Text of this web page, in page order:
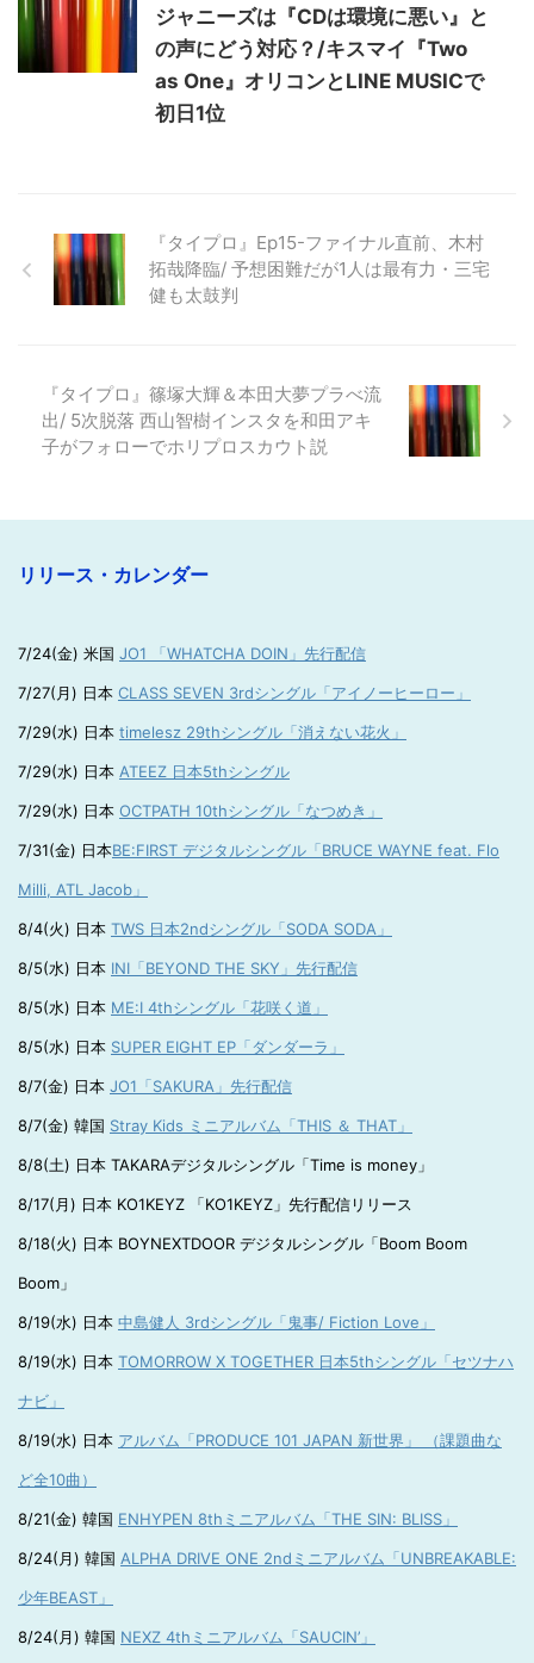
ジャニーズは『CDは環境に悪い』と
の声にどう対応？/キスマイ『Two
as One』オリコンとLINE MUSICで
初日1位
『タイプロ』Ep15-ファイナル直前、木村
拓哉降臨/ 予想困難だが1人は最有力・三宅
健も太鼓判
『タイプロ』篠塚大輝＆本田大夢プラべ流
出/ 5次脱落 西山智樹インスタを和田アキ
子がフォローでホリプロスカウト説
リリース・カレンダー
7/24(金) 米国 JO1 「WHATCHA DOIN」先行配信
7/27(月) 日本 CLASS SEVEN 3rdシングル「アイノーヒーロー」
7/29(水) 日本 timelesz 29thシングル「消えない花火」
7/29(水) 日本 ATEEZ 日本5thシングル
7/29(水) 日本 OCTPATH 10thシングル「なつめき」
7/31(金) 日本BE:FIRST デジタルシングル「BRUCE WAYNE feat. Flo
Milli, ATL Jacob」
8/4(火) 日本 TWS 日本2ndシングル「SODA SODA」
8/5(水) 日本 INI「BEYOND THE SKY」先行配信
8/5(水) 日本 ME:I 4thシングル「花咲く道」
8/5(水) 日本 SUPER EIGHT EP「ダンダーラ」
8/7(金) 日本 JO1「SAKURA」先行配信
8/7(金) 韓国 Stray Kids ミニアルバム「THIS ＆ THAT」
8/8(土) 日本 TAKARAデジタルシングル「Time is money」
8/17(月) 日本 KO1KEYZ 「KO1KEYZ」先行配信リリース
8/18(火) 日本 BOYNEXTDOOR デジタルシングル「Boom Boom
Boom」
8/19(水) 日本 中島健人 3rdシングル「鬼事/ Fiction Love」
8/19(水) 日本 TOMORROW X TOGETHER 日本5thシングル「セツナハ
ナビ」
8/19(水) 日本 アルバム「PRODUCE 101 JAPAN 新世界」 （課題曲な
ど全10曲）
8/21(金) 韓国 ENHYPEN 8thミニアルバム「THE SIN: BLISS」
8/24(月) 韓国 ALPHA DRIVE ONE 2ndミニアルバム「UNBREAKABLE:
少年BEAST」
8/24(月) 韓国 NEXZ 4thミニアルバム「SAUCIN’」